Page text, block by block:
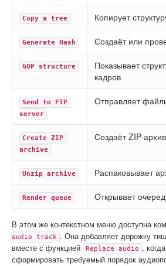
Copy a tree Копирует
Generate Hash Создаёт или
GOP structure
Показывает
кадров
Send to FTP
server
Отправляет
Create ZIP
archive
Создаёт ZIP-
Unzip archive Распаковывает
Render queue Открывает
В этом же контекстном меню доступна
audio track . Она добавляет дорожку
вместе с функцией
Replace audio ,
сформировать требуемый порядок